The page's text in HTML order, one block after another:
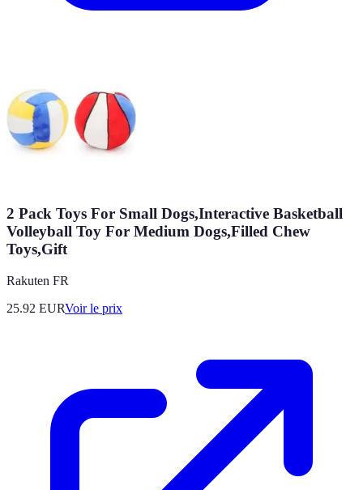
2 Pack Toys For Small Dogs,Interactive Basketball
Volleyball Toy For Medium Dogs,Filled Chew
Toys,Gift
Rakuten FR
25.92 EURVoir le prix